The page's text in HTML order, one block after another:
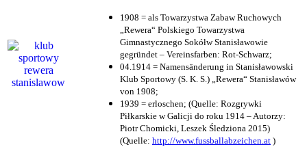
1908 = als Towarzystwa Zabaw Ruchowych
„Rewera“ Polskiego Towarzystwa
Gimnastycznego Sokółw Stanisławowie
gegründet – Vereinsfarben: Rot-Schwarz;
04.1914 = Namensänderung in Stanisławowski
Klub Sportowy (S. K. S.) „Rewera“ Stanisławów
von 1908;
1939 = erloschen; (Quelle: Rozgrywki
Piłkarskie w Galicji do roku 1914 – Autorzy:
Piotr Chomicki, Leszek Śledziona 2015)
(Quelle: http://www.fussballabzeichen.at )